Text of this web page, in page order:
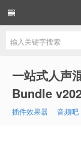
一站式人声
Bundle
插件效果器 音频吧